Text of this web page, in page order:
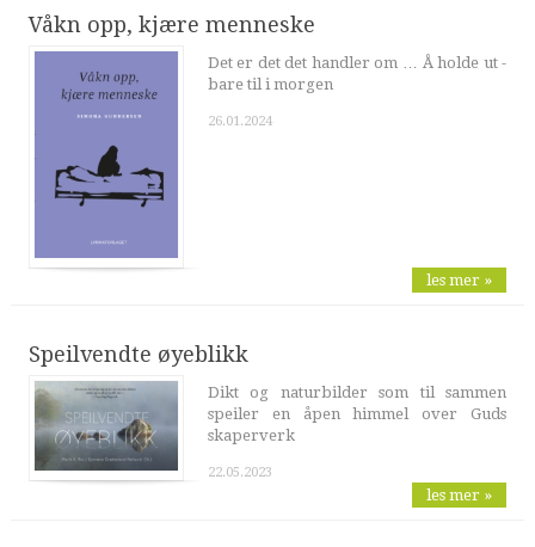
Våkn opp, kjære menneske
Det er det det handler om … Å holde ut -
bare til i morgen
26.01.2024
les mer »
Speilvendte øyeblikk
Dikt og naturbilder som til sammen
speiler en åpen himmel over Guds
skaperverk
22.05.2023
les mer »